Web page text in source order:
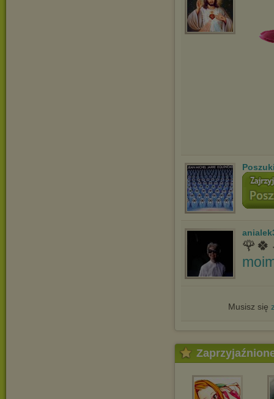
Musisz się